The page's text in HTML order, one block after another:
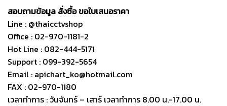
was:
ราคา
สอบถามข้อมูล สั่งซื้อ ขอใบเสนอราคา
Line : @thaicctvshop
Office : 02-970-1181-2
Hot Line : 082-444-5171
Support : 099-392-5654
Email : apichart_ko@hotmail.com
FAX : 02-970-1180
เวลาทำการ : วันจันทร์ – เสาร์ เวลาทำการ 8.00 น.-17.00 น.